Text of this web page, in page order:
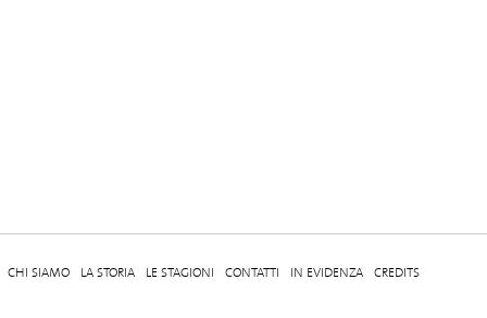
CHI SIAMO LA STORIA LE STAGIONI CONTATTI IN EVIDENZA CREDITS